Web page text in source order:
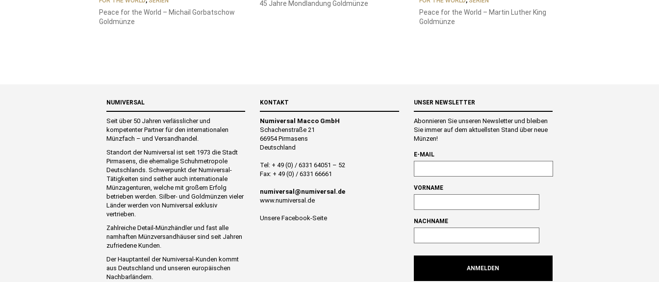
Peace for the World – Michail Gorbatschow
Goldmünze
45 Jahre Mondlandung Goldmünze
Peace for the World – Martin Luther King
Goldmünze
NUMIVERSAL
Seit über 50 Jahren verlässlicher und
kompetenter Partner für den internationalen
Münzfach – und Versandhandel.
Standort der Numiversal ist seit 1973 die Stadt
Pirmasens, die ehemalige Schuhmetropole
Deutschlands. Schwerpunkt der Numiversal-
Tätigkeiten sind seither auch internationale
Münzagenturen, welche mit großem Erfolg
betrieben werden. Silber- und Goldmünzen vieler
Länder werden von Numiversal exklusiv
vertrieben.
Zahlreiche Detail-Münzhändler und fast alle
namhaften Münzversandhäuser sind seit Jahren
zufriedene Kunden.
Der Hauptanteil der Numiversal-Kunden kommt
aus Deutschland und unseren europäischen
Nachbarländern.
KONTAKT
Numiversal Macco GmbH
Schachenstraße 21
66954 Pirmasens
Deutschland
Tel: + 49 (0) / 6331 64051 – 52
Fax: + 49 (0) / 6331 66661
numiversal@numiversal.de
www.numiversal.de
Unsere Facebook-Seite
UNSER NEWSLETTER
Abonnieren Sie unseren Newsletter und bleiben
Sie immer auf dem aktuellsten Stand über neue
Münzen!
E-MAIL
VORNAME
NACHNAME
ANMELDEN